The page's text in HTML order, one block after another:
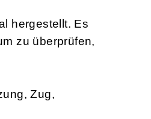
hergestellt. Es
zu überprüfen,
Zug,